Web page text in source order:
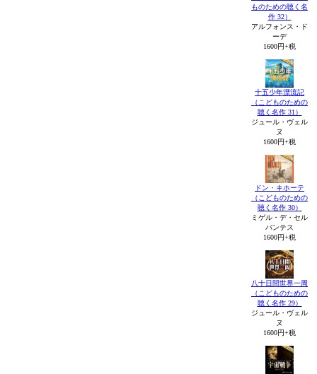
ものための聴く名
作 32）
アルフォンス・ド
ーデ
1600円+税
十五少年漂流記
（こどものための
聴く名作 31）
ジュール・ヴェル
ヌ
1600円+税
ドン・キホーテ
（こどものための
聴く名作 30）
ミゲル・デ・セル
バンテス
1600円+税
八十日間世界一周
（こどものための
聴く名作 29）
ジュール・ヴェル
ヌ
1600円+税